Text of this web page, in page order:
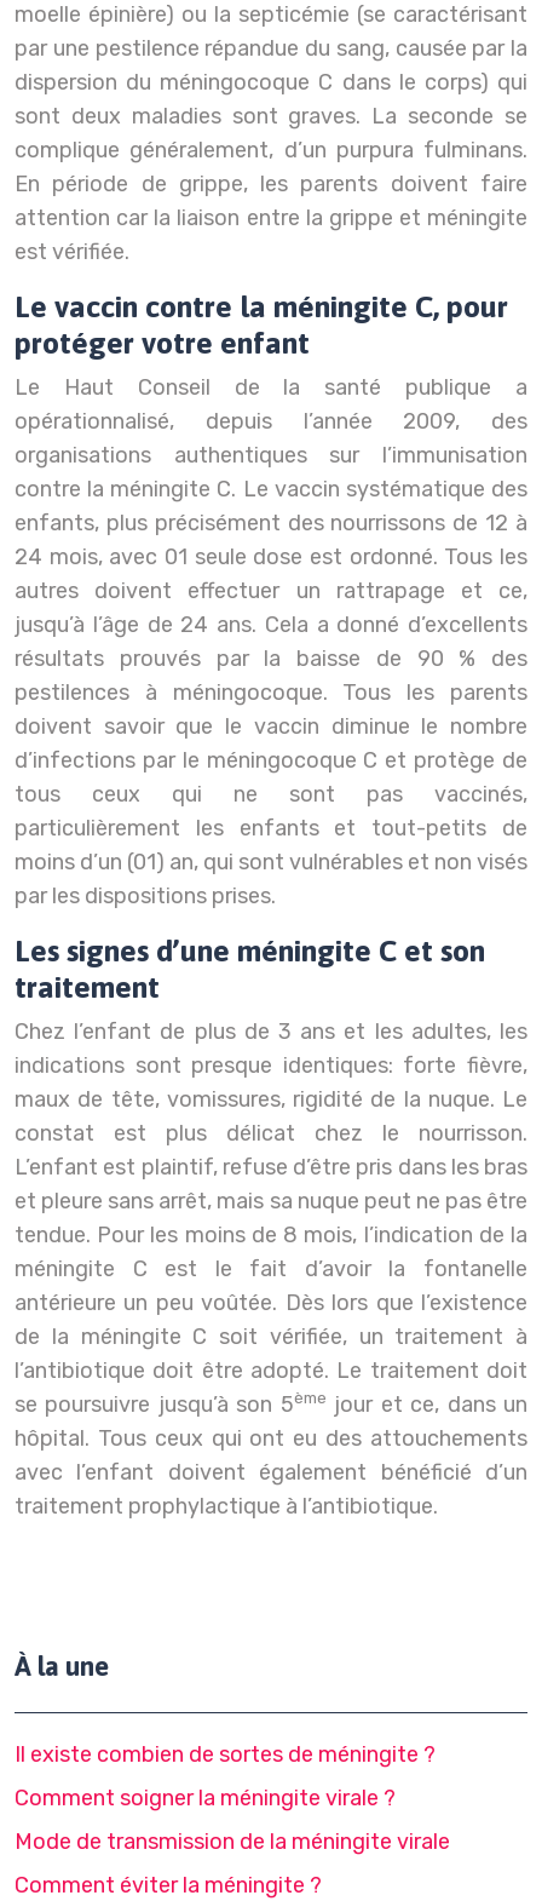
moelle épinière) ou la septicémie (se caractérisant
par une pestilence répandue du sang, causée par la
dispersion du méningocoque C dans le corps) qui
sont deux maladies sont graves. La seconde se
complique généralement, d’un purpura fulminans.
En période de grippe, les parents doivent faire
attention car la liaison entre la grippe et méningite
est vérifiée.
Le vaccin contre la méningite C, pour
protéger votre enfant
Le Haut Conseil de la santé publique a
opérationnalisé, depuis l’année 2009, des
organisations authentiques sur l’immunisation
contre la méningite C. Le vaccin systématique des
enfants, plus précisément des nourrissons de 12 à
24 mois, avec 01 seule dose est ordonné. Tous les
autres doivent effectuer un rattrapage et ce,
jusqu’à l’âge de 24 ans. Cela a donné d’excellents
résultats prouvés par la baisse de 90 % des
pestilences à méningocoque. Tous les parents
doivent savoir que le vaccin diminue le nombre
d’infections par le méningocoque C et protège de
tous ceux qui ne sont pas vaccinés,
particulièrement les enfants et tout-petits de
moins d’un (01) an, qui sont vulnérables et non visés
par les dispositions prises.
Les signes d’une méningite C et son
traitement
Chez l’enfant de plus de 3 ans et les adultes, les
indications sont presque identiques: forte fièvre,
maux de tête, vomissures, rigidité de la nuque. Le
constat est plus délicat chez le nourrisson.
L’enfant est plaintif, refuse d’être pris dans les bras
et pleure sans arrêt, mais sa nuque peut ne pas être
tendue. Pour les moins de 8 mois, l’indication de la
méningite C est le fait d’avoir la fontanelle
antérieure un peu voûtée. Dès lors que l’existence
de la méningite C soit vérifiée, un traitement à
l’antibiotique doit être adopté. Le traitement doit
se poursuivre jusqu’à son 5ème jour et ce, dans un
hôpital. Tous ceux qui ont eu des attouchements
avec l’enfant doivent également bénéficié d’un
traitement prophylactique à l’antibiotique.
À la une
Il existe combien de sortes de méningite ?
Comment soigner la méningite virale ?
Mode de transmission de la méningite virale
Comment éviter la méningite ?